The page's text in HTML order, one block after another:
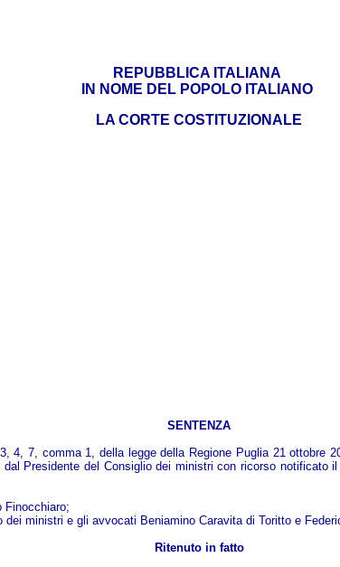
REPUBBLICA ITALIANA
IN NOME DEL POPOLO ITALIANO
LA CORTE COSTITUZIONALE
SENTENZA
7, comma 1, della legge della Regione Puglia 21 ottobre
Presidente del Consiglio dei ministri con ricorso
Finocchiaro;
ministri e gli avvocati Beniamino Caravita di Toritto e
Ritenuto in fatto